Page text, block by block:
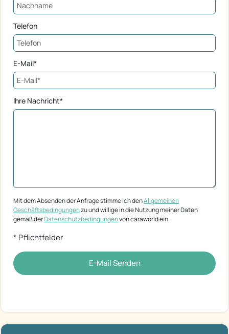
Telefon
E-Mail*
Ihre Nachricht*
Mit dem Absenden der Anfrage stimme ich denAllgemeinen
Geschäftsbedingungenzu und willige in die Nutzung meiner Daten
gemäß derDatenschutzbedingungenvon caraworld ein
* Pflichtfelder
E-Mail Senden